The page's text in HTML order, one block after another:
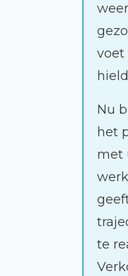
voet
Nu
het
met
te